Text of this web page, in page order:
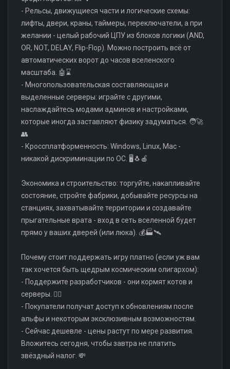
- Рельсы, движущиеся части и логические схемы:
лифты, двери, краны, таймеры, переключатели, а при
желании - целый рабочий ЦПУ из блоков логики (AND,
OR, NOT, DELAY, Flip-Flop). Можно построить всё от
автоматических ворот до часов вселенского
масштаба. 🤖⌛
- Многопользовательская составляющая и
выделенные серверы: играйте с другими,
наслаждайтесь модами админов и настройками,
которые иногда заставляют физику задуматься. 🧑‍🚀
👥
- Кроссплатформенность: Windows, Linux, Mac -
никакой дискриминации по ОС. 🖥️🐧🍎
Экономика и строительство: торгуйте, накапливайте
состояние, стройте фабрики, добывайте ресурсы на
станциях, захватывайте территории и создавайте
прыгательные врата - вход в сеть вселенной будет
прямо у ваших дверей (или люка). 💰🏭🛰️
Почему стоит поддержать игру платно (если уж вам
так хочется быть щедрым космическим олигархом):
- Поддержите разработчиков - они кормят котов и
серверы. 🐱‍💻
- Покупатели получат доступ к обновлениям после
альфы и некоторым эксклюзивным возможностям.
- Сейчас дешевле - цены растут по мере развития.
Вложитесь сегодня, чтобы завтра не платить
звёздный налог. 💸